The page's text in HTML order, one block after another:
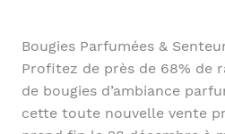
Bougies Parfumées &
Profitez de près de 68% de
de bougies d’ambiance
cette toute nouvelle vente